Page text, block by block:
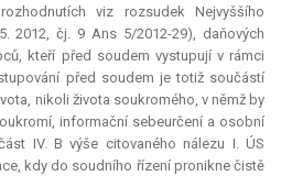
viz rozsudek Nejvyššího
2012, čj. 9 Ans 5/2012-29), daňových
kteří před soudem vystupují v rámci
před soudem je totiž součástí
nikoli života soukromého, v němž by
informační sebeurčení a osobní
IV. B výše citovaného nálezu I. ÚS
kdy do soudního řízení pronikne čistě